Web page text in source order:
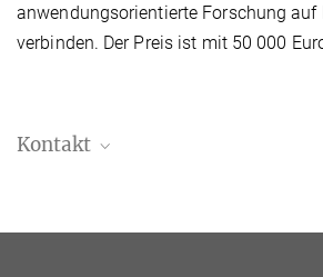
anwendungsorientierte Forschung auf
verbinden. Der Preis ist mit 50 000
Kontakt